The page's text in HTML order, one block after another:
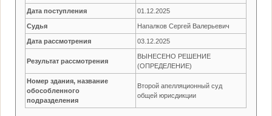
Дата поступления 01.12.2025
Судья Напалков Сергей Валерьевич
Дата рассмотрения 03.12.2025
Результат рассмотрения
ВЫНЕСЕНО РЕШЕНИЕ
(ОПРЕДЕЛЕНИЕ)
Номер здания, название
обособленного
подразделения
Второй апелляционный суд
общей юрисдикции